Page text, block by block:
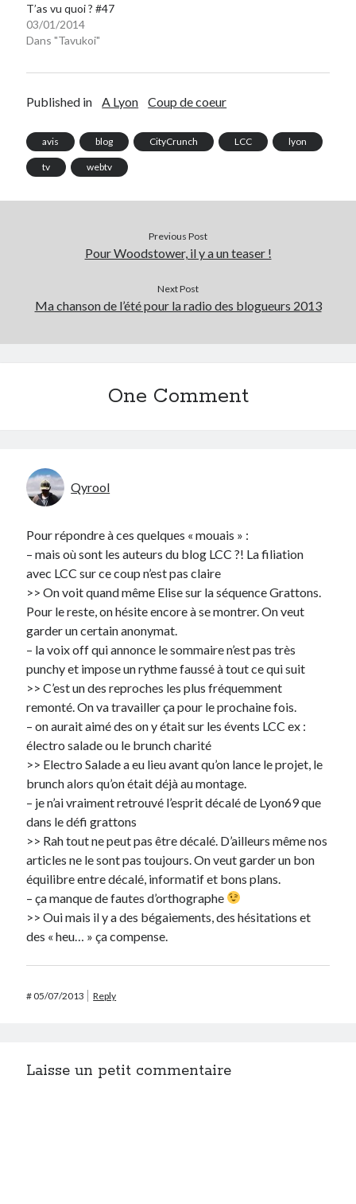
T’as vu quoi ? #47
03/01/2014
Dans "Tavukoi"
Published in A Lyon Coup de coeur
avis blog CityCrunch LCC lyon
tv webtv
Previous Post
Pour Woodstower, il y a un teaser !
Next Post
Ma chanson de l’été pour la radio des blogueurs 2013
One Comment
Qyrool
Pour répondre à ces quelques « mouais » :
– mais où sont les auteurs du blog LCC ?! La filiation
avec LCC sur ce coup n’est pas claire
>> On voit quand même Elise sur la séquence Grattons.
Pour le reste, on hésite encore à se montrer. On veut
garder un certain anonymat.
– la voix off qui annonce le sommaire n’est pas très
punchy et impose un rythme faussé à tout ce qui suit
>> C’est un des reproches les plus fréquemment
remonté. On va travailler ça pour le prochaine fois.
– on aurait aimé des on y était sur les évents LCC ex :
électro salade ou le brunch charité
>> Electro Salade a eu lieu avant qu’on lance le projet, le
brunch alors qu’on était déjà au montage.
– je n’ai vraiment retrouvé l’esprit décalé de Lyon69 que
dans le défi grattons
>> Rah tout ne peut pas être décalé. D’ailleurs même nos
articles ne le sont pas toujours. On veut garder un bon
équilibre entre décalé, informatif et bons plans.
– ça manque de fautes d’orthographe
>> Oui mais il y a des bégaiements, des hésitations et
des « heu… » ça compense.
#05/07/2013 Reply
Laisse un petit commentaire